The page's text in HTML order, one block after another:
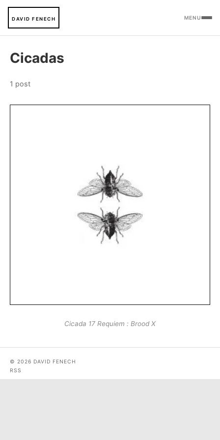
DAVID FENECH MENU
Cicadas
1 post
Cicada 17 Requiem : Brood X
© 2026 DAVID FENECH
RSS